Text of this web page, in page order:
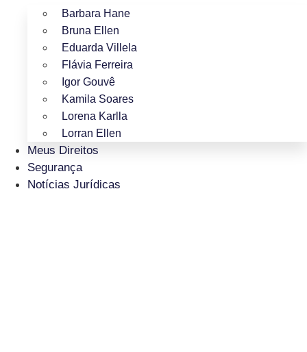
Barbara Hane
Bruna Ellen
Eduarda Villela
Flávia Ferreira
Igor Gouvê
Kamila Soares
Lorena Karlla
Lorran Ellen
Meus Direitos
Segurança
Notícias Jurídicas